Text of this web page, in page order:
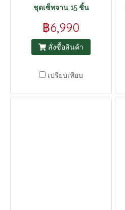
ชุดเซ็ทจาน 15 ชิ้น
฿6,990
สั่งซื้อสินค้า
เปรียบเทียบ